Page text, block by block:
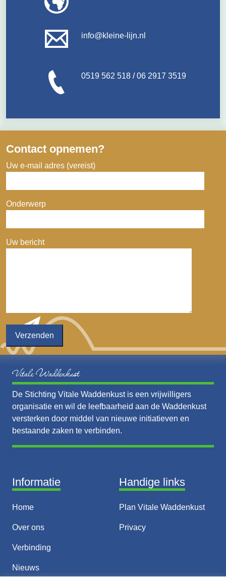
info@kleine-lijn.nl
0519 562 518 / 06 2917 3519
Contact opnemen?
Uw e-mail adres (vereist)
Onderwerp
Uw bericht
Vitale Waddenkust
De Stichting Vitale Waddenkust is een vrijwilligers
organisatie en wil de leefbaarheid aan de Waddenkust
versterken door middel van nieuwe initiatieven en
bestaande zaken te verbinden.
Informatie
Home
Over ons
Verbinding
Nieuws
Handige links
Plan Vitale Waddenkust
Privacy